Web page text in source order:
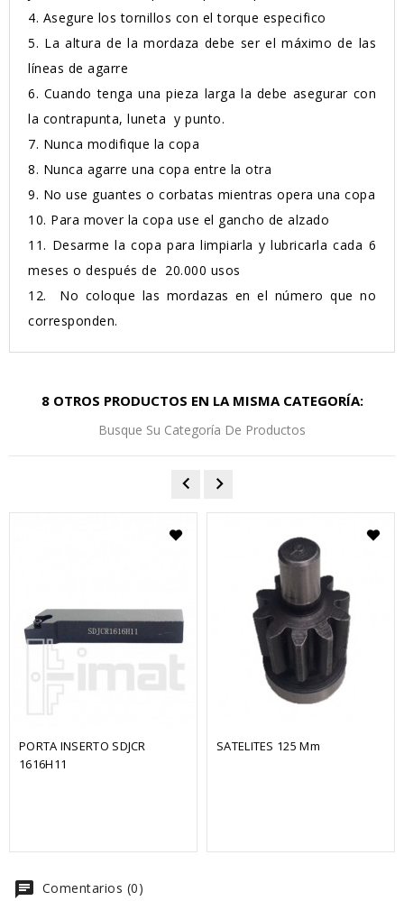
4. Asegure los tornillos con el torque especifico
5. La altura de la mordaza debe ser el máximo de las
líneas de agarre
6. Cuando tenga una pieza larga la debe asegurar con
la contrapunta, luneta y punto.
7. Nunca modifique la copa
8. Nunca agarre una copa entre la otra
9. No use guantes o corbatas mientras opera una copa
10. Para mover la copa use el gancho de alzado
11. Desarme la copa para limpiarla y lubricarla cada 6
meses o después de 20.000 usos
12.
No coloque las mordazas en el número que no
corresponden.
8 OTROS PRODUCTOS EN LA MISMA CATEGORÍA:
Busque Su Categoría De Productos
PORTA INSERTO SDJCR
1616H11
SATELITES 125 Mm
chat Comentarios (0)